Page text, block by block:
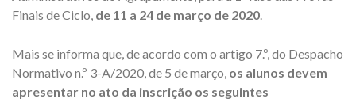
Finais de Ciclo, de 11 a 24 de março de 2020.
Mais se informa que, de acordo com o artigo 7.º, do Despacho
Normativo n.º 3-A/2020, de 5 de março, os alunos devem
apresentar no ato da inscrição os seguintes